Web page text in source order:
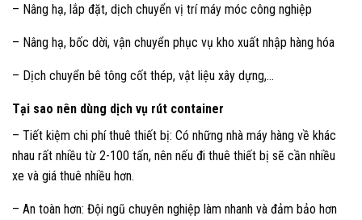
– Nâng hạ, lắp đặt, dịch chuyển vị trí máy móc công nghiệp
– Nâng hạ, bốc dời, vận chuyển phục vụ kho xuất nhập hàng hóa
– Dịch chuyển bê tông cốt thép, vật liệu xây dựng,…
Tại sao nên dùng dịch vụ rút container
– Tiết kiệm chi phí thuê thiết bị: Có những nhà máy hàng về khác
nhau rất nhiều từ 2-100 tấn, nên nếu đi thuê thiết bị sẽ cần nhiều
xe và giá thuê nhiều hơn.
– An toàn hơn: Đội ngũ chuyên nghiệp làm nhanh và đảm bảo hơn